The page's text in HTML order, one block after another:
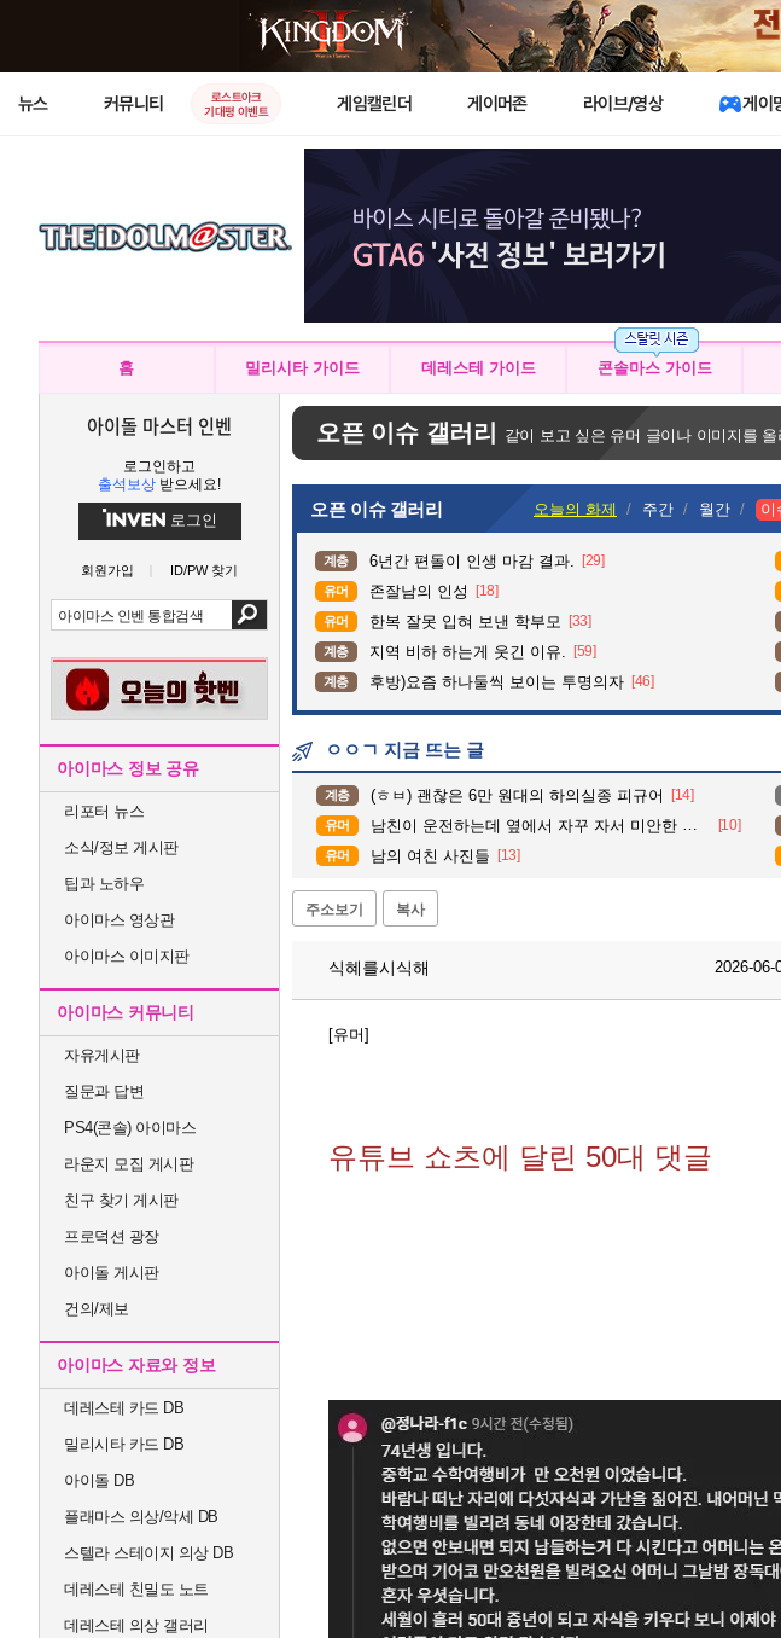
뉴스 커뮤니티
로스트아크
기대평 이벤트
게임캘린더 게이머존 라이브/영상 게이
홈 밀리시타 가이드 데레스테 가이드 콘솔마스 가이드
아이돌 마스터 인벤
로그인하고
출석보상 받으세요!
로그인
회원가입 ID/PW 찾기
아이마스 정보 공유
리포터 뉴스
소식/정보 게시판
팁과 노하우
아이마스 영상관
아이마스 이미지판
아이마스 커뮤니티
자유게시판
질문과 답변
PS4(콘솔) 아이마스
라운지 모집 게시판
친구 찾기 게시판
프로덕션 광장
아이돌 게시판
건의/제보
아이마스 자료와 정보
데레스테 카드 DB
밀리시타 카드 DB
아이돌 DB
플래마스 의상/악세 DB
스텔라 스테이지 의상 DB
데레스테 친밀도 노트
데레스테 의상 갤러리
오픈 이슈 갤러리 같이 보고 싶은 유머 글이나 이미지를 올
오픈 이슈 갤러리 오늘의 화제 주간 월간 이
계층 6년간 편돌이 인생 마감 결과. [29]
유머 존잘남의 인성 [18]
유머 한복 잘못 입혀 보낸 학부모 [33]
계층 지역 비하 하는게 웃긴 이유. [59]
계층 후방)요즘 하나둘씩 보이는 투명의자 [46]
ㅇㅇㄱ 지금 뜨는 글
계층 (ㅎㅂ) 괜찮은 6만 원대의 하의실종 피규어 [14]
유머 남친이 운전하는데 옆에서 자꾸 자서 미안한 여친 [10]
유머 남의 여친 사진들 [13]
주소보기 복사
식혜를시식해 2026-06-
[유머]
유튜브 쇼츠에 달린 50대 댓글